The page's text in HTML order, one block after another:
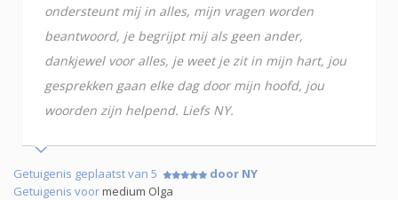
ondersteunt mij in alles, mijn vragen worden
beantwoord, je begrijpt mij als geen ander,
dankjewel voor alles, je weet je zit in mijn hart, jou
gesprekken gaan elke dag door mijn hoofd, jou
woorden zijn helpend. Liefs NY.
Getuigenis geplaatst van 5
door NY
Getuigenis voormedium Olga